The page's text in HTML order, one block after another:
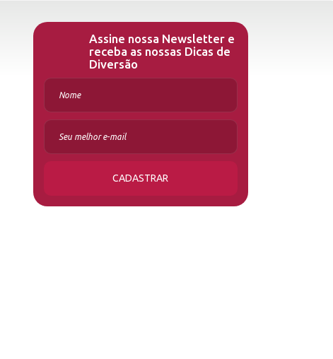
Assine nossa Newsletter e
receba as nossas Dicas de
Diversão
CADASTRAR